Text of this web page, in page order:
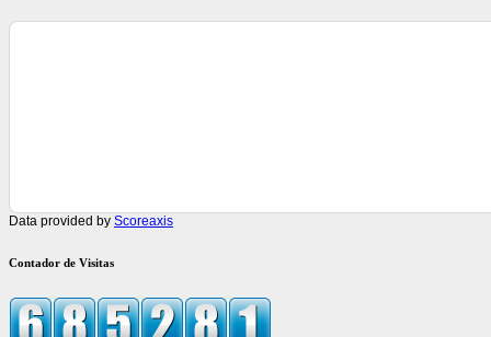
Data provided by Scoreaxis
Contador de Visitas